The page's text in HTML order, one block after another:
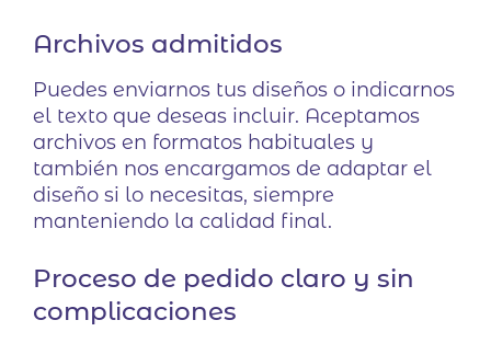
Archivos admitidos
Puedes enviarnos tus diseños o indicarnos
el texto que deseas incluir. Aceptamos
archivos en formatos habituales y
también nos encargamos de adaptar el
diseño si lo necesitas, siempre
manteniendo la calidad final.
Proceso de pedido claro y sin
complicaciones